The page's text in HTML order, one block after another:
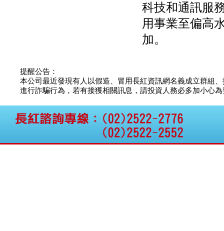
科技和通訊服
用事業至偏高
加。
提醒公告：
本公司最近發現有人以假造、冒用長紅資訊網名義成立群組
進行詐騙行為，若有接獲相關訊息，請投資人務必多加小心